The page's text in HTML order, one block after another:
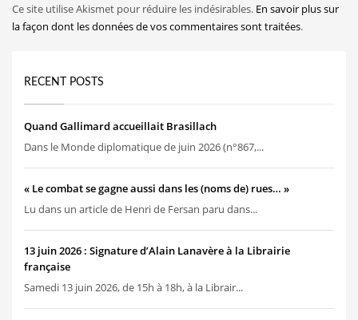
Ce site utilise Akismet pour réduire les indésirables. En savoir plus sur
la façon dont les données de vos commentaires sont traitées.
RECENT POSTS
Quand Gallimard accueillait Brasillach
Dans le Monde diplomatique de juin 2026 (n°867,...
« Le combat se gagne aussi dans les (noms de) rues… »
Lu dans un article de Henri de Fersan paru dans...
13 juin 2026 : Signature d’Alain Lanavère à la Librairie
française
Samedi 13 juin 2026, de 15h à 18h, à la Librair...